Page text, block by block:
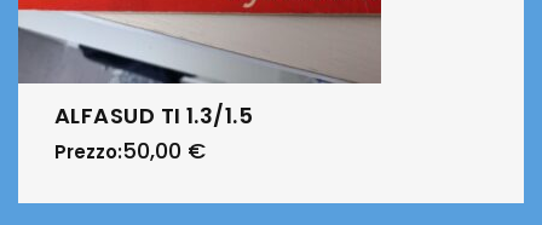
ALFASUD TI 1.3/1.5
Prezzo:50,00 €